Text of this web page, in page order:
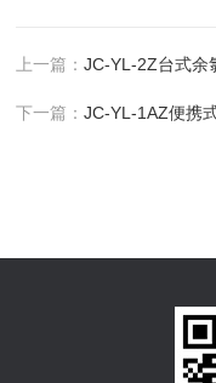
上一篇：JC-YL-2Z台式余
下一篇：JC-YL-1AZ便携